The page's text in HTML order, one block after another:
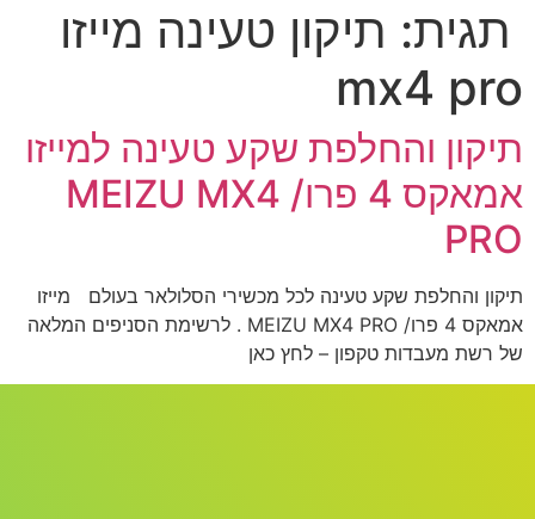
תגית: תיקון טעינה מייזו
mx4 pro
תיקון והחלפת שקע טעינה למייזו
אמאקס 4 פרו/ MEIZU MX4
PRO
תיקון והחלפת שקע טעינה לכל מכשירי הסלולאר בעולם מייזו
אמאקס 4 פרו/ MEIZU MX4 PRO . לרשימת הסניפים המלאה
של רשת מעבדות טקפון – לחץ כאן